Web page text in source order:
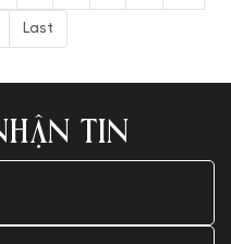
Last
TIN